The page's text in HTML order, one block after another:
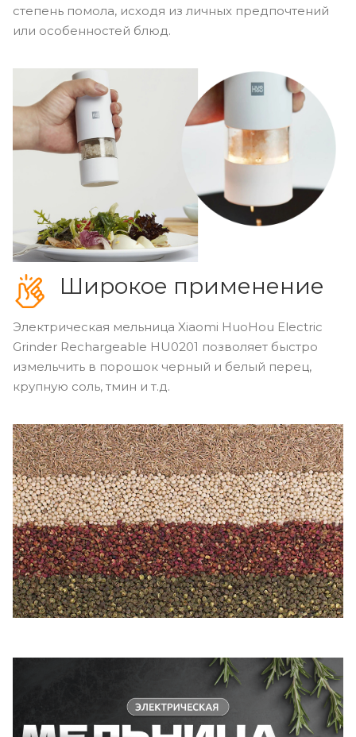
степень помола, исходя из личных предпочтений
или особенностей блюд.
Широкое применение
Электрическая мельница Xiaomi HuoHou Electric
Grinder Rechargeable HU0201 позволяет быстро
измельчить в порошок черный и белый перец,
крупную соль, тмин и т.д.